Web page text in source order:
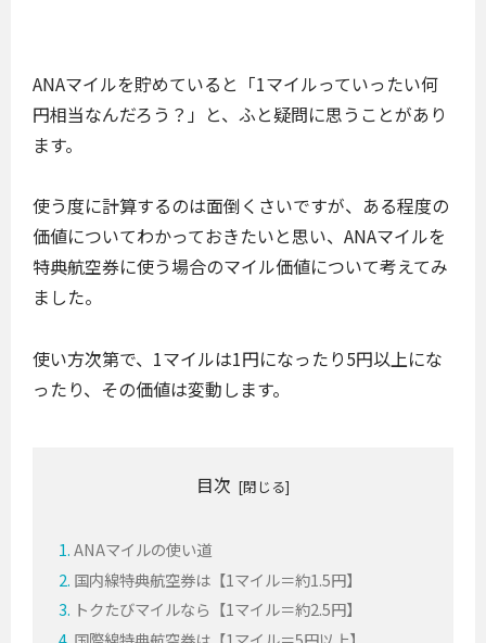
ANAマイルを貯めていると「1マイルっていったい何
円相当なんだろう？」と、ふと疑問に思うことがあり
ます。
使う度に計算するのは面倒くさいですが、ある程度の
価値についてわかっておきたいと思い、ANAマイルを
特典航空券に使う場合のマイル価値について考えてみ
ました。
使い方次第で、1マイルは1円になったり5円以上にな
ったり、その価値は変動します。
目次
ANAマイルの使い道
国内線特典航空券は【1マイル＝約1.5円】
トクたびマイルなら【1マイル＝約2.5円】